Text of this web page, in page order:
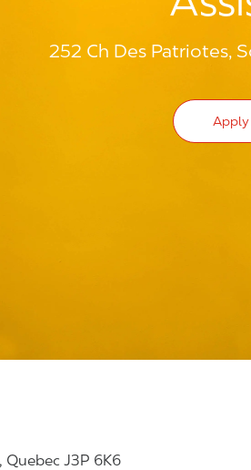
252 Ch Des Patriotes,
Quebec J3P 6K6